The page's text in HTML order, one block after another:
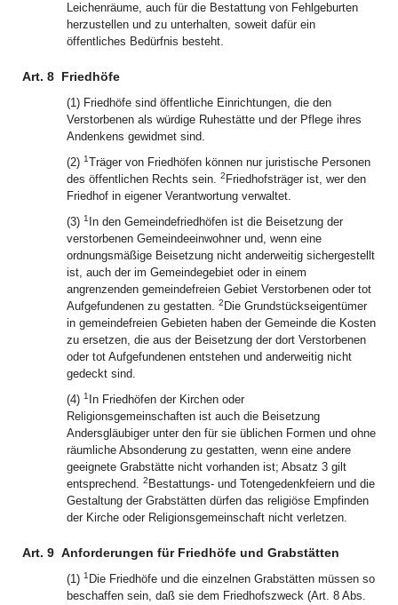
Leichenräume, auch für die Bestattung von Fehlgeburten
herzustellen und zu unterhalten, soweit dafür ein
öffentliches Bedürfnis besteht.
Art. 8 Friedhöfe
(1) Friedhöfe sind öffentliche Einrichtungen, die den
Verstorbenen als würdige Ruhestätte und der Pflege ihres
Andenkens gewidmet sind.
(2) 1Träger von Friedhöfen können nur juristische Personen
des öffentlichen Rechts sein. 2 Friedhofsträger ist, wer den
Friedhof in eigener Verantwortung verwaltet.
(3) 1 In den Gemeindefriedhöfen ist die Beisetzung der
verstorbenen Gemeindeeinwohner und, wenn eine
ordnungsmäßige Beisetzung nicht anderweitig sichergestellt
ist, auch der im Gemeindegebiet oder in einem
angrenzenden gemeindefreien Gebiet Verstorbenen oder tot
Aufgefundenen zu gestatten. 2 Die Grundstückseigentümer
in gemeindefreien Gebieten haben der Gemeinde die Kosten
zu ersetzen, die aus der Beisetzung der dort Verstorbenen
oder tot Aufgefundenen entstehen und anderweitig nicht
gedeckt sind.
(4) 1 In Friedhöfen der Kirchen oder
Religionsgemeinschaften ist auch die Beisetzung
Andersgläubiger unter den für sie üblichen Formen und ohne
räumliche Absonderung zu gestatten, wenn eine andere
geeignete Grabstätte nicht vorhanden ist; Absatz 3 gilt
entsprechend. 2 Bestattungs- und Totengedenkfeiern und die
Gestaltung der Grabstätten dürfen das religiöse Empfinden
der Kirche oder Religionsgemeinschaft nicht verletzen.
Art. 9 Anforderungen für Friedhöfe und Grabstätten
(1) 1 Die Friedhöfe und die einzelnen Grabstätten müssen so
beschaffen sein, daß sie dem Friedhofszweck (Art. 8 Abs.